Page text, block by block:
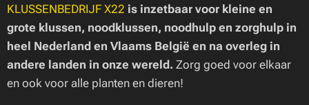
KLUSSENBEDRIJF X22 is inzetbaar voor kleine en
grote klussen, noodklussen, noodhulp en zorghulp in
heel Nederland en Vlaams België en na overleg in
andere landen in onze wereld. Zorg goed voor elkaar
en ook voor alle planten en dieren!